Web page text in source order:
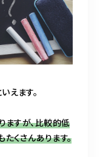
えます。
ますが、比較的低
くさんあります。